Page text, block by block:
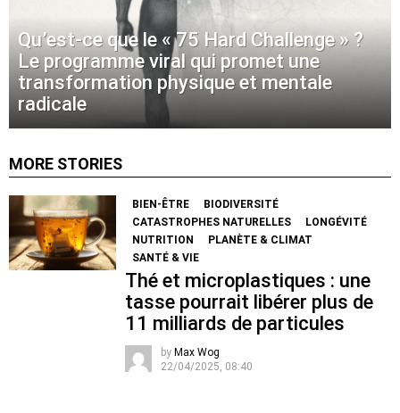
Qu’est-ce que le « 75 Hard Challenge » ?
Le programme viral qui promet une
transformation physique et mentale
radicale
MORE STORIES
BIEN-ÊTRE
BIODIVERSITÉ
CATASTROPHES NATURELLES
LONGÉVITÉ
NUTRITION
PLANÈTE & CLIMAT
SANTÉ & VIE
Thé et microplastiques : une
tasse pourrait libérer plus de
11 milliards de particules
by Max Wog
22/04/2025, 08:40